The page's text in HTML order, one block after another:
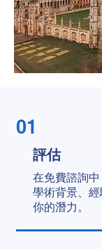
01
評估
在免費諮詢
學術背景、
你的潛力。